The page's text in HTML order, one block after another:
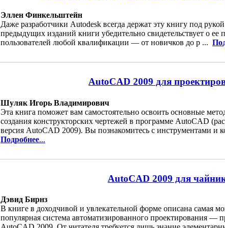
Эллен Финкельштейн
Даже разработчики Autodesk всегда держат эту книгу под
предыдущих изданий книги убедительно свидетельствует о ее
пользователей любой квалификации — от новичков до р ...
AutoCAD 2009 для
Шуляк Игорь Владимирович
Эта книга поможет вам самостоятельно освоить основные
создания конструкторских чертежей в программе AutoCAD
версия AutoCAD 2009). Вы познакомитесь с инструментами и
Подробнее...
AutoCAD 2009 для
Дэвид Бирнз
В книге в доходчивой и увлекательной форме описана самая
популярная система автоматизированного проектирования —